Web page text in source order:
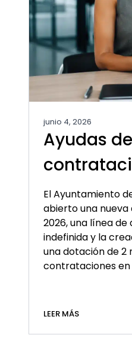
junio 4, 2026
Ayudas
El Ayuntamiento
abierto una
2026, una línea
indefinida y la
una dotación de 2
contrataciones en
LEER MÁS